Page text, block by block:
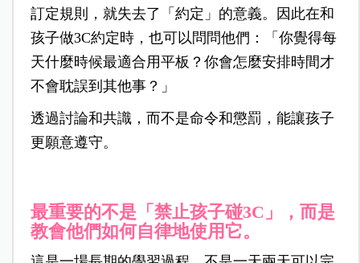
訂定規則，就失去了「約定」的意義。因此在和
孩子做3C約定時，也可以問問他們：「你覺得每
天什麼時候最適合用平板？你會怎麼安排時間才
不會耽誤到其他事？」
透過討論和共識，而不是命令和懲罰，能讓孩子
更願意遵守。
最重要的不是「禁止孩子碰3C」，而是
教會他們如何自律地使用它。